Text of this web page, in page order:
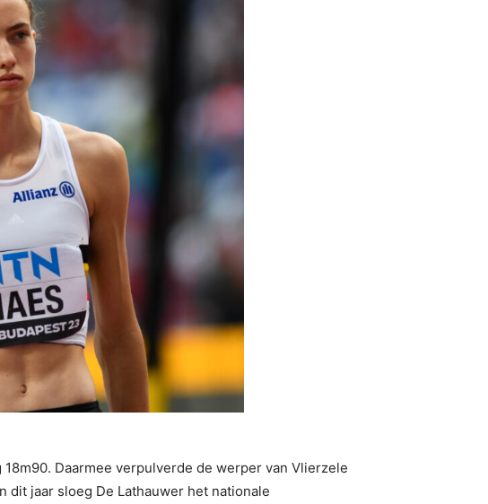
Daarmee verpulverde de werper van Vlierzele
jaar sloeg De Lathauwer het nationale